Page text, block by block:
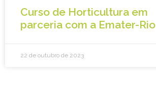
Curso de Horticultura em
parceria com a Emater-Rio
22 de outubro de 2023